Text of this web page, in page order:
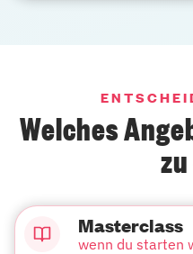
Welches
Masterclass
wenn du starten